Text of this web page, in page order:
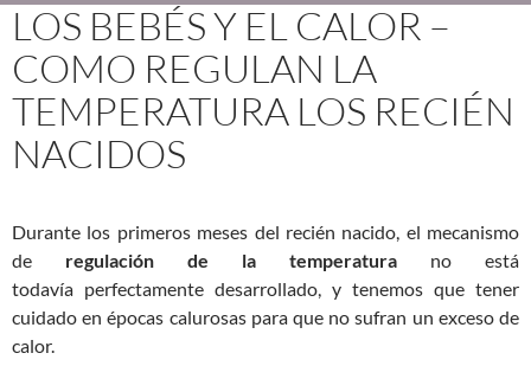
LOS BEBÉS Y EL CALOR –
COMO REGULAN LA
TEMPERATURA LOS RECIÉN
NACIDOS
Durante los primeros meses del recién nacido, el mecanismo
de regulación de la temperatura no está
todavía perfectamente desarrollado, y tenemos que tener
cuidado en épocas calurosas para que no sufran un exceso de
calor.